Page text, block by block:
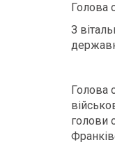
Голова
З
Голова
голови